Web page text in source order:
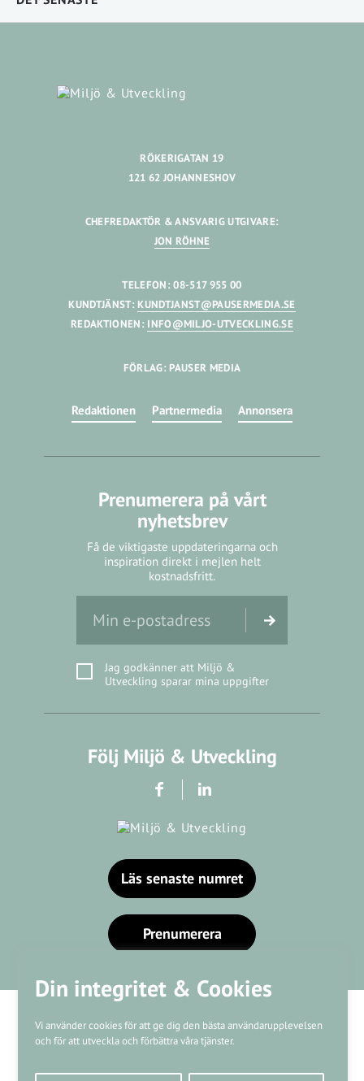
Din integritet & Cookies
Vi använder cookies för att ge dig den bästa användarupplevelsen
och för att utveckla och förbättra våra tjänster.
RÖKERIGATAN 19
121 62 JOHANNESHOV
CHEFREDAKTÖR & ANSVARIG UTGIVARE:
JON RÖHNE
TELEFON: 08-517 955 00
KUNDTJÄNST: KUNDTJANST@PAUSERMEDIA.SE
REDAKTIONEN: INFO@MILJO-UTVECKLING.SE
FÖRLAG: PAUSER MEDIA
Redaktionen Partnermedia Annonsera
Prenumerera på vårt
nyhetsbrev
Få de viktigaste uppdateringarna och
inspiration direkt i mejlen helt
kostnadsfritt.
Jag godkänner att Miljö &
Utveckling sparar mina uppgifter
Följ Miljö & Utveckling
Läs senaste numret
Prenumerera